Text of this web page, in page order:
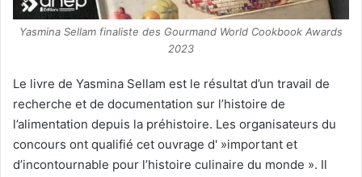
Yasmina Sellam finaliste des Gourmand World Cookbook Awards
2023
Le livre de Yasmina Sellam est le résultat d’un travail de
recherche et de documentation sur l’histoire de
l’alimentation depuis la préhistoire. Les organisateurs du
concours ont qualifié cet ouvrage d' »important et
d’incontournable pour l’histoire culinaire du monde ». Il